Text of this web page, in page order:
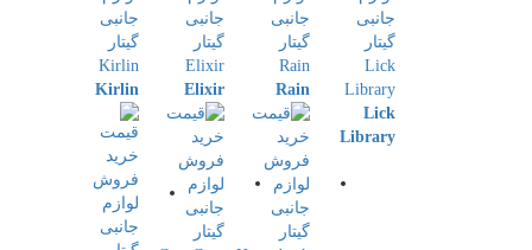
Lick
Library
Rain
Elixir
Kirlin